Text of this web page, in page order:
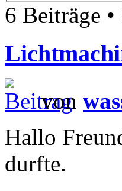
6 Beiträge •
von
Hallo
durfte.